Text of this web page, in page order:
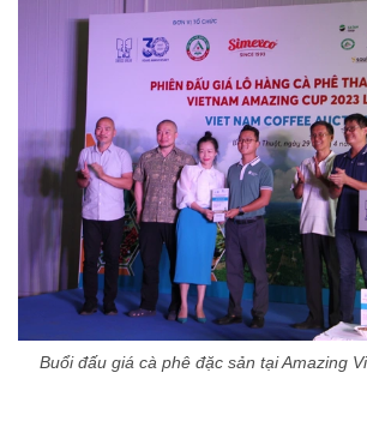
Buổi đấu giá cà phê đặc sản tại Amazing